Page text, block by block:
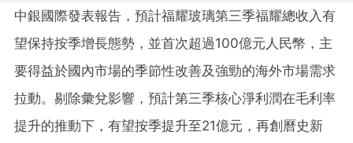
中銀國際發表報告，預計福耀玻璃第三季福耀總收入有
望保持按季增長態勢，並首次超過100億元人民幣，主
要得益於國內市場的季節性改善及強勁的海外市場需求
拉動。剔除彙兌影響，預計第三季核心淨利潤在毛利率
提升的推動下，有望按季提升至21億元，再創曆史新